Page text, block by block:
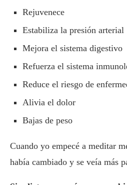
Rejuvenece
Estabiliza la presión arterial
Mejora el sistema digestivo
Refuerza el sistema
Reduce el riesgo de
Alivia el dolor
Bajas de peso
Cuando yo empecé a meditar
había cambiado y se veía más